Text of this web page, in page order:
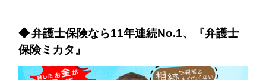
弁護士保険なら11年連続No.1、『弁護士
保険ミカタ』